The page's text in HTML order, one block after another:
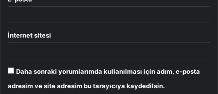
İnternet sitesi
Daha sonraki yorumlarımda kullanılması için adım, e-posta
adresim ve site adresim bu tarayıcıya kaydedilsin.